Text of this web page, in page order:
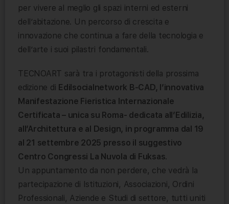
per vivere al meglio gli spazi interni ed esterni
dell’abitazione. Un percorso di crescita e
innovazione che continua a fare della tecnologia e
dell’arte i suoi pilastri fondamentali.
TECNOART sarà tra i protagonisti della prossima
edizione di Edilsocialnetwork B-CAD, l’innovativa
Manifestazione Fieristica Internazionale
Certificata – unica su Roma- dedicata all’Edilizia,
all’Architettura e al Design, in programma dal 19
al 21 settembre 2025 presso il suggestivo
Centro Congressi La Nuvola di Fuksas.
Un appuntamento da non perdere, che vedrà la
partecipazione di Istituzioni, Associazioni, Ordini
Professionali, Aziende e Studi di settore, tutti uniti